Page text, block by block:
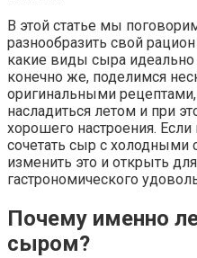
В этой статье мы
разнообразить свой
какие виды сыра идеально
конечно же, поделимся
оригинальными
насладиться летом и при
хорошего настроения.
сочетать сыр с
изменить это и открыть
гастрономического
Почему именно
сыром?